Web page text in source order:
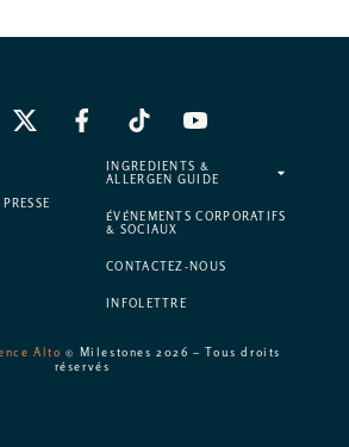
INGREDIENTS &
ALLERGEN GUIDE
ÉVÉNEMENTS CORPORATIFS
& SOCIAUX
CONTACTEZ-NOUS
INFOLETTRE
Alto © Milestones 2026 – Tous droits
réservés